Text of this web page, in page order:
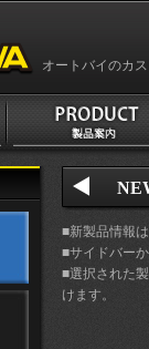
オートバイのカ
■新製品情報
■サイドバー
■選択された
けます。